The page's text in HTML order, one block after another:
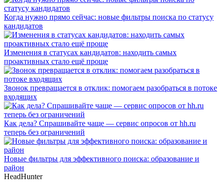
Когда нужно прямо сейчас: новые фильтры поиска по статусу
кандидатов
Изменения в статусах кандидатов: находить самых
проактивных стало ещё проще
Звонок превращается в отклик: помогаем разобраться в потоке
входящих
Как дела? Спрашивайте чаще — сервис опросов от hh.ru
теперь без ограничений
Новые фильтры для эффективного поиска: образование и
район
HeadHunter